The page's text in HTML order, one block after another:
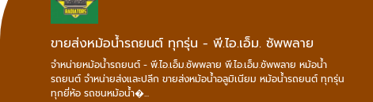
ขายส่งหม้อน้ำรถยนต์ ทุกรุ่น - พี.ไอ.เอ็ม. ซัพพลาย
จำหน่ายหม้อน้ำรถยนต์ - พี.ไอ.เอ็ม.ซัพพลาย พี.ไอ.เอ็ม.ซัพพลาย หม้อน้ำ
รถยนต์ จำหน่ายส่งและปลีก ขายส่งหม้อน้ำอลูมิเนียม หม้อน้ำรถยนต์ ทุกรุ่น
ทุกยี่ห้อ รถชนหม้อน้ำ�...